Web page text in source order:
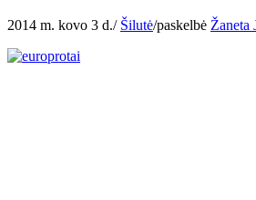
2014 m. kovo 3 d./ Šilutė/paskelbė Žaneta